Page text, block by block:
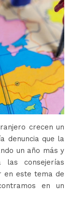
crecen un
denuncia que la
un año más y
consejerías
en este tema de
en un